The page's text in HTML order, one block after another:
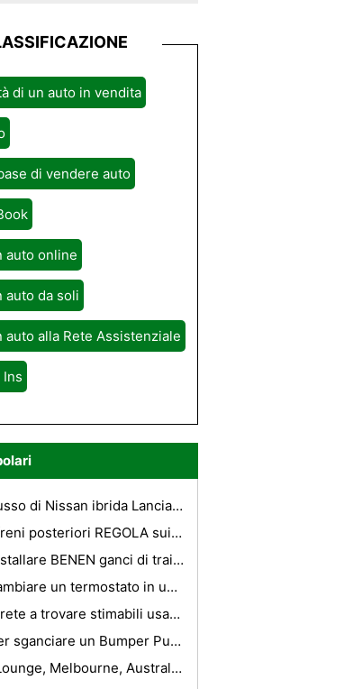
di un auto in vendita
di vendere auto
auto online
auto da soli
auto alla Rete Assistenziale
Nuovo lusso di Nissan ibrida Lanciato
Come i freni posteriori REGOLA sui 1996 Chevrolet 3500
Come installare BENEN ganci di traino
Come cambiare un termostato in una Impala 2001
Come farete a trovare stimabili usate concessionari in Phoenix
Come per sganciare un Bumper Pull Trailer Hitch
Chaise Lounge, Melbourne, Australia - Recensioni